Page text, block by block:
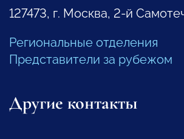
127473, г. Москва, 2-й
Региональные отделения
Представители за рубежом
Другие контакты